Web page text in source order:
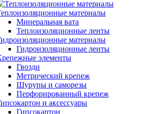
материалы
Минеральная вата
Теплоизоляционные ленты
материалы
Гидроизоляционные ленты
элементы
Гвозди
Метрический крепеж
Шурупы и саморезы
Перфорированный крепеж
и аксессуары
Гипсокартон